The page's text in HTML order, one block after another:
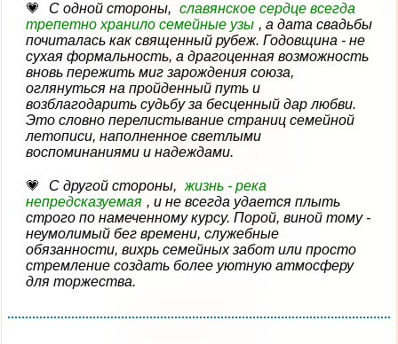
С одной стороны, славянское сердце всегда
трепетно хранило семейные узы , а дата свадьбы
почиталась как священный рубеж. Годовщина - не
сухая формальность, а драгоценная возможность
вновь пережить миг зарождения союза,
оглянуться на пройденный путь и
возблагодарить судьбу за бесценный дар любви.
Это словно перелистывание страниц семейной
летописи, наполненное светлыми
воспоминаниями и надеждами.
С другой стороны, жизнь - река
непредсказуемая , и не всегда удается плыть
строго по намеченному курсу. Порой, виной тому -
неумолимый бег времени, служебные
обязанности, вихрь семейных забот или просто
стремление создать более уютную атмосферу
для торжества.